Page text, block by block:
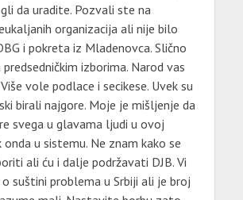
da uradite. Pozvali ste na
organizacija ali nije bilo
i pokreta iz Mladenovca. Slično
izborima. Narod vas
vole podlace i secikese. Uvek su
birali najgore. Moje je mišljenje da
svega u glavama ljudi u ovoj
u sistemu. Ne znam kako se
ali ću i dalje podržavati DJB. Vi
suštini problema u Srbiji ali je broj